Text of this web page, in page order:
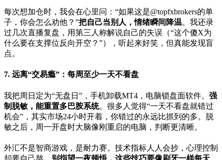
每次想加仓时，我会在心里问：“如果这是@topfxbrokers的单
子，你会怎么劝他？”把自己当别人，情绪瞬间降温。我还录
过几次直播复盘，用第三人称解说自己的失误（“这个傻X为
什么要在支撑位反向开空？”），听起来好笑，但真能发现盲
点。
7. 远离“交易瘾”：每周至少一天不看盘
我把周日定为“无盘日”，手机卸载MT4，电脑锁盘面软件。 强
制脱敏，能重置多巴胺系统。很多人觉得“一天不看盘就错过
机会”，其实市场24小时开着，你错过的永远比抓到的多。脱
敏之后，周一开盘时大脑像刚重启的电脑，判断更清晰。
外汇不是智商游戏，是耐力赛。技术指标人人会抄，心理控制
却要自己熬。 别指望一夜顿悟，这些技巧要像刷牙一样每天